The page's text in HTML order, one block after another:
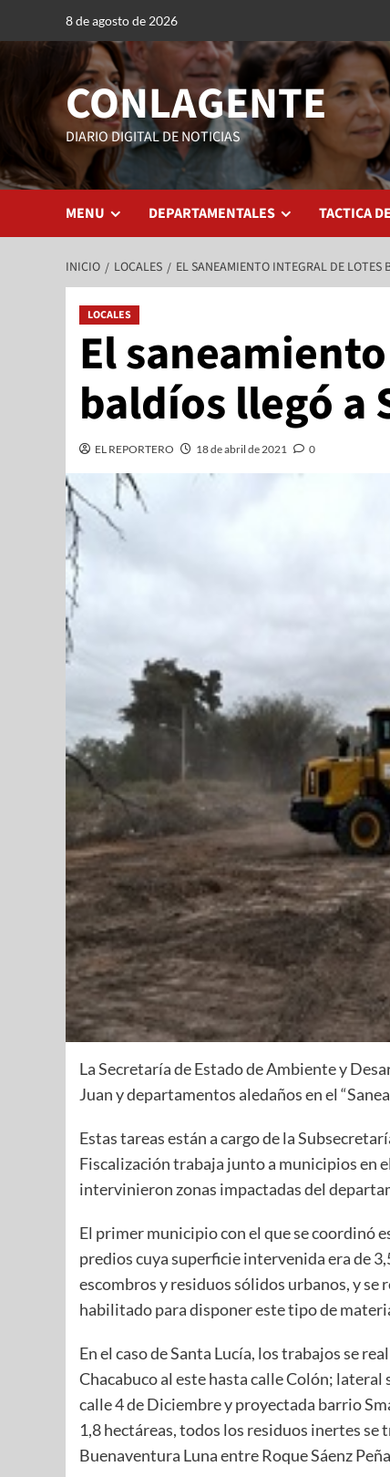
8 de agosto de 2026
CONLAGENTE
DIARIO DIGITAL DE NOTICIAS
MENU DEPARTAMENTALES TACTICA
INICIO LOCALES EL SANEAMIENTO INTEGRAL DE LOTES
LOCALES
El
baldíos llegó a
EL REPORTERO 18 de abril de 2021 0
La Secretaría de Estado de Ambiente y
Juan y departamentos aledaños en el
Estas tareas están a cargo de la
Fiscalización trabaja junto a municipios en
intervinieron zonas impactadas del
El primer municipio con el que se coordinó
predios cuya superficie intervenida era de
escombros y residuos sólidos urbanos, y
habilitado para disponer este tipo de
En el caso de Santa Lucía, los trabajos se
Chacabuco al este hasta calle Colón;
calle 4 de Diciembre y proyectada barrio
1,8 hectáreas, todos los residuos inertes
Buenaventura Luna entre Roque Sáenz